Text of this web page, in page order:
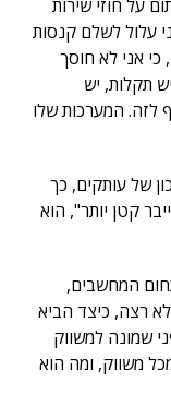
על חוזי שירות
עלול לשלם קנסות
אני לא חוסך
תקלות, יש
לזה. המערכות שלו
של עותקים, כך
קטן יותר", הוא
המחשבים,
רצה, כיצד הביא
שמונה למשווק
משווק, ומה הוא